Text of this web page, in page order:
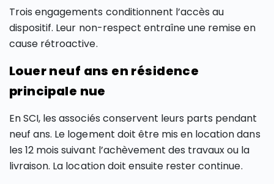
Trois engagements conditionnent l’accès au
dispositif. Leur non-respect entraîne une remise en
cause rétroactive.
Louer neuf ans en résidence
principale nue
En SCI, les associés conservent leurs parts pendant
neuf ans. Le logement doit être mis en location dans
les 12 mois suivant l’achèvement des travaux ou la
livraison. La location doit ensuite rester continue.